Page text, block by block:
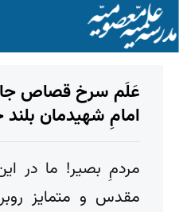
عَلَم سرخ قصاص
امامِ شهیدمان
مردمِ بصیر! ما در
مقدس و متمایز